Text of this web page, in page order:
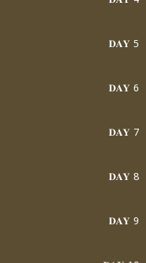
𝐃𝐀𝐘 5
𝐃𝐀𝐘 6
𝐃𝐀𝐘 7
𝐃𝐀𝐘 8
𝐃𝐀𝐘 9